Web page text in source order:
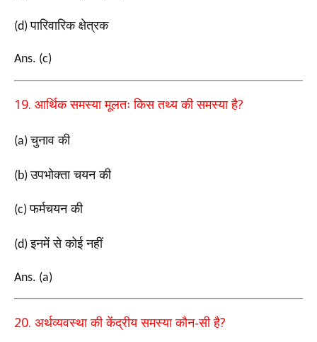
(d)पारिवारिक क्षेत्रक
Ans. (c)
19. आर्थिक समस्या मूलतः किस तथ्य की समस्या है?
(a)चुनाव की
(b)उपभोक्ता चयन की
(c)फर्मचयन की
(d)इनमें से कोई नहीं
Ans. (a)
20. अर्थव्यवस्था की केंद्रीय समस्या कौन-सी है?